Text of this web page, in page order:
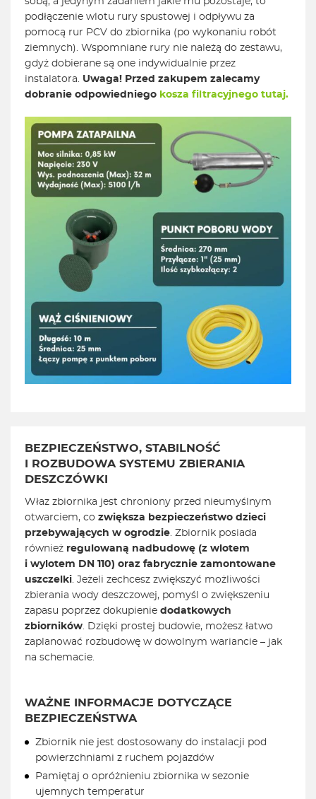
podłączenie wlotu rury spustowej i odpływu za
pomocą rur PCV do zbiornika (po wykonaniu robót
ziemnych). Wspomniane rury nie należą do zestawu,
gdyż dobierane są one indywidualnie przez
instalatora. Uwaga! Przed zakupem zalecamy
dobranie odpowiedniego kosza filtracyjnego tutaj.
BEZPIECZEŃSTWO, STABILNOŚĆ
I ROZBUDOWA SYSTEMU ZBIERANIA
DESZCZÓWKI
Właz zbiornika jest chroniony przed nieumyślnym
otwarciem, co zwiększa bezpieczeństwo dzieci
przebywających w ogrodzie. Zbiornik posiada
również regulowaną nadbudowę (z wlotem
i wylotem DN 110) oraz fabrycznie zamontowane
uszczelki. Jeżeli zechcesz zwiększyć możliwości
zbierania wody deszczowej, pomyśl o zwiększeniu
zapasu poprzez dokupienie dodatkowych
zbiorników. Dzięki prostej budowie, możesz łatwo
zaplanować rozbudowę w dowolnym wariancie – jak
na schemacie.
WAŻNE INFORMACJE DOTYCZĄCE
BEZPIECZEŃSTWA
Zbiornik nie jest dostosowany do instalacji pod
powierzchniami z ruchem pojazdów
Pamiętaj o opróżnieniu zbiornika w sezonie
ujemnych temperatur